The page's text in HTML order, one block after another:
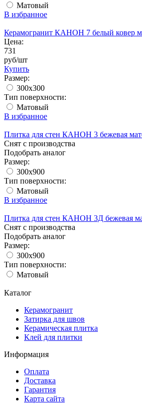
Матовый
В избранное
Керамогранит КАНОН 7 белый ковер
Цена:
731
руб/шт
Купить
Размер:
300x300
Тип поверхности:
Матовый
В избранное
Плитка для стен КАНОН 3 бежевая
Снят с производства
Подобрать аналог
Размер:
300x900
Тип поверхности:
Матовый
В избранное
Плитка для стен КАНОН 3Д бежевая
Снят с производства
Подобрать аналог
Размер:
300x900
Тип поверхности:
Матовый
Каталог
Керамогранит
Затирка для швов
Керамическая плитка
Клей для плитки
Информация
Оплата
Доставка
Гарантия
Карта сайта